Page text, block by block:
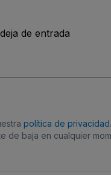
de entrada
política de privacidad
de baja en cualquier